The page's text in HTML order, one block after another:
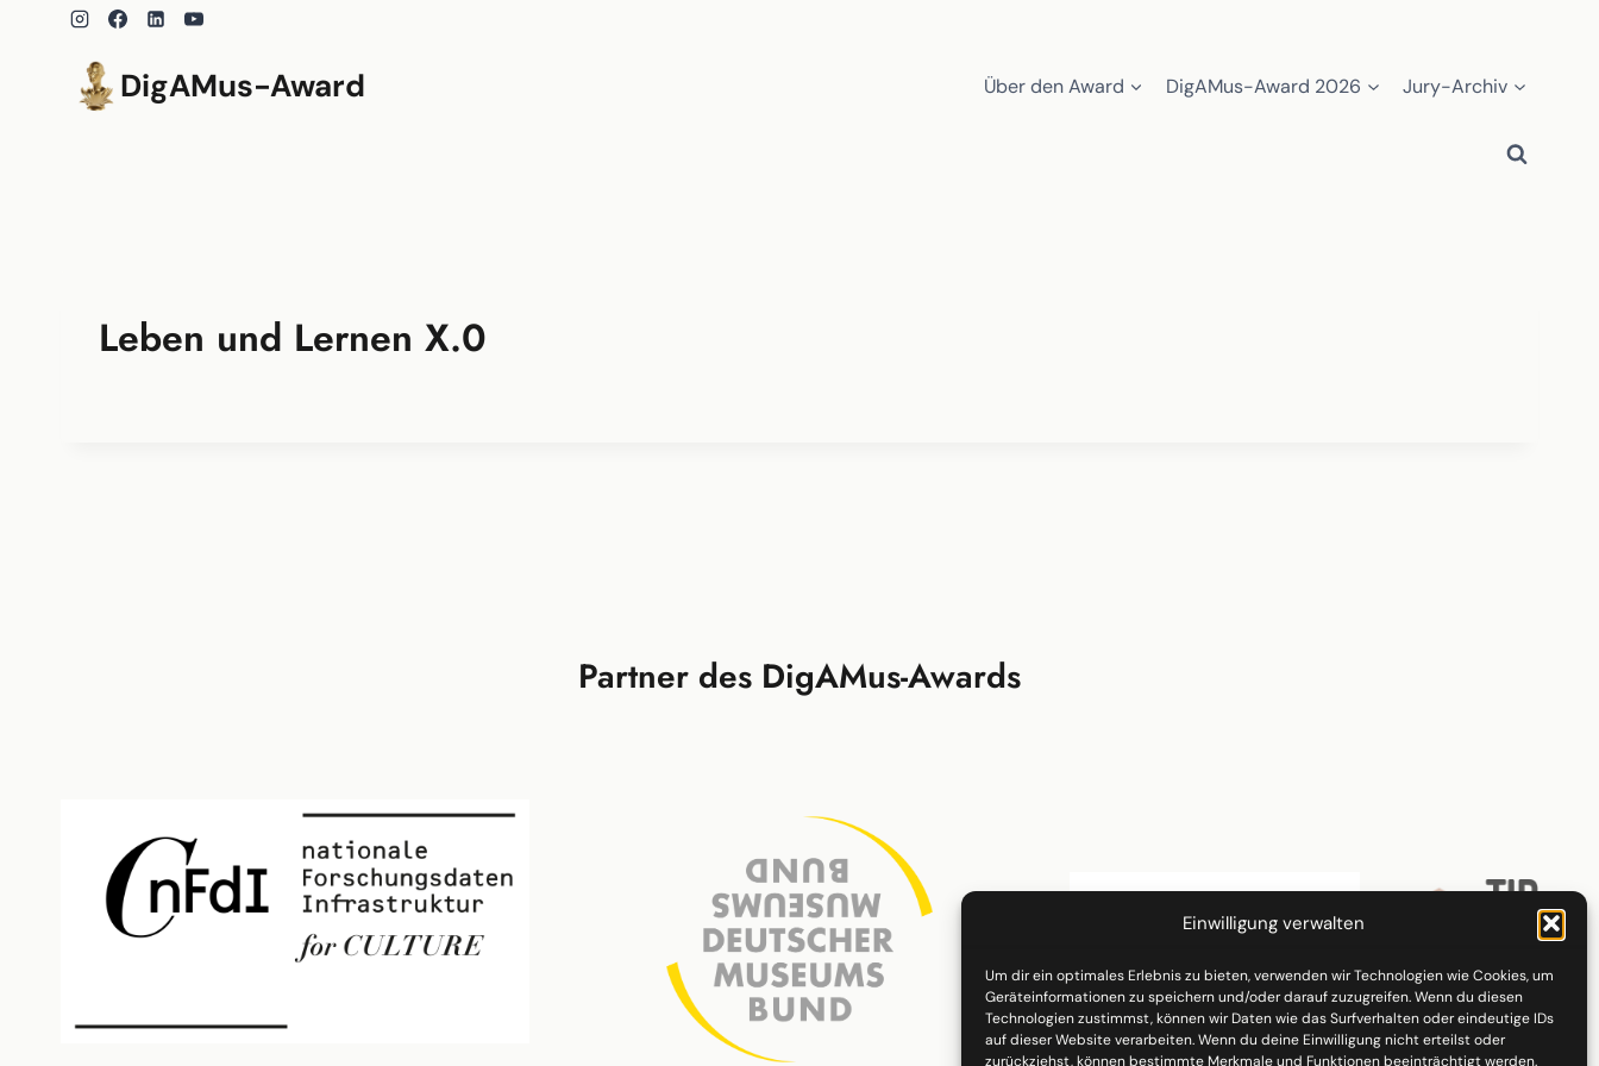
Einwilligung verwalten
Um dir ein optimales Erlebnis zu bieten, verwenden wir Technologien wie Cookies, um
Geräteinformationen zu speichern und/oder darauf zuzugreifen. Wenn du diesen
Technologien zustimmst, können wir Daten wie das Surfverhalten oder eindeutige IDs
auf dieser Website verarbeiten. Wenn du deine Einwilligung nicht erteilst oder
zurückziehst, können bestimmte Merkmale und Funktionen beeinträchtigt werden.
DigAMus-Award Über den Award DigAMus-Award 2026 Jury-Archiv
Leben und Lernen X.0
Partner des DigAMus-Awards